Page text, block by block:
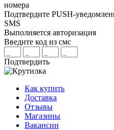
номера
Подтвердите PUSH-
SMS
Выполняется авторизация
Введите код из смс
Подтвердить
Как купить
Доставка
Отзывы
Магазины
Вакансии